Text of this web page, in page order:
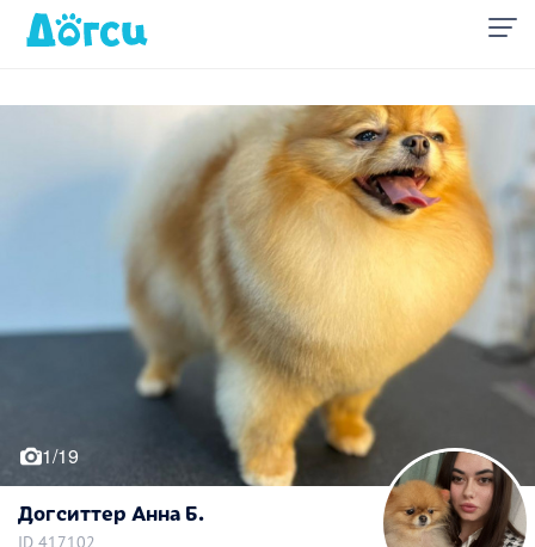
1/19
Догситтер Анна Б.
ID 417102